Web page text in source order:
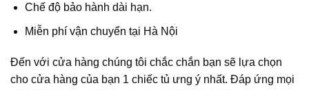
Chế độ bảo hành dài hạn.
Miễn phí vận chuyển tại Hà Nội
Đến với cửa hàng chúng tôi chắc chắn bạn sẽ lựa chọn
cho cửa hàng của bạn 1 chiếc tủ ưng ý nhất. Đáp ứng mọi